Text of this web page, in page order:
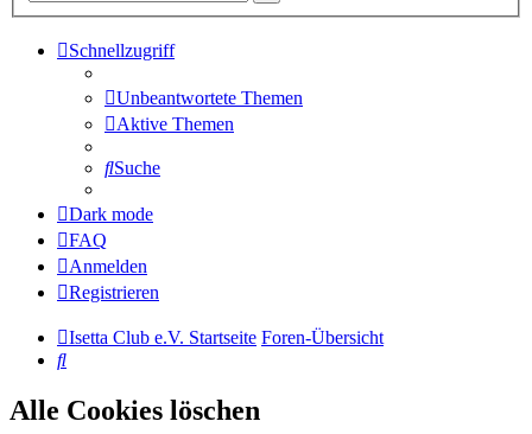
Schnellzugriff
Unbeantwortete Themen
Aktive Themen
Suche
Dark mode
FAQ
Anmelden
Registrieren
Isetta Club e.V. Startseite Foren-Übersicht
Suche
Alle Cookies löschen